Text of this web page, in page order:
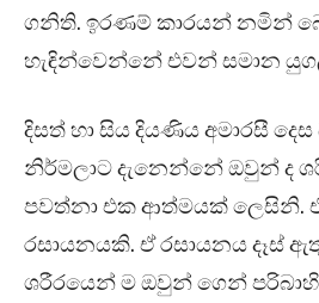
ගනිති. ඉරණම් කාරයන් නමින්
හැඳින්වෙන්නේ එවන් සමාන
දිසත් හා සිය දියණිය අමාරසී
නිර්මලාට දැනෙන්නේ ඔවුන් ද
පවත්නා එක ආත්මයක් ලෙසිනි.
රසායනයකි. ඒ රසායනය දෑස්
ශරීරයෙන් ම ඔවුන් ගෙන්